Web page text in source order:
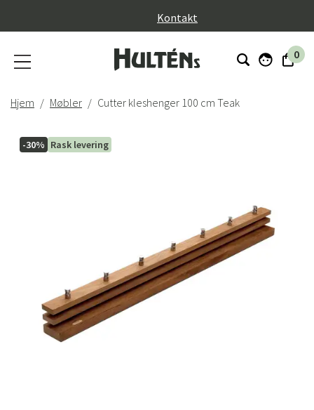
Kontakt
0
Hjem Møbler Cutter kleshenger 100 cm Teak
-30% Rask levering